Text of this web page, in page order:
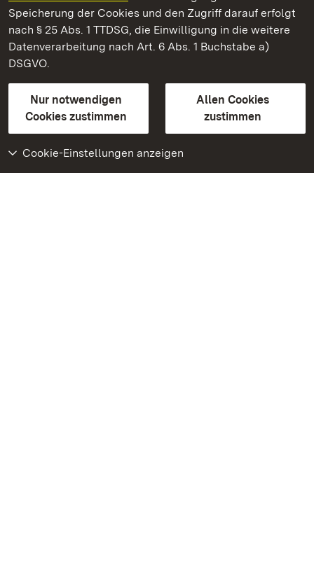
Speicherung der Cookies und den Zugriff darauf erfolgt
nach § 25 Abs. 1 TTDSG, die Einwilligung in die weitere
Datenverarbeitung nach Art. 6 Abs. 1 Buchstabe a)
DSGVO.
Nur notwendigen
Cookies zustimmen
Allen Cookies
zustimmen
Cookie-Einstellungen anzeigen
Staatliche Schlösser und Gärten Baden-Württemberg
Kontakt
GebärdenspracheLeichte Sprache
Erklärung zur Barrierefreiheit
BITV-konform (geprüfte Seiten)
Weiteres